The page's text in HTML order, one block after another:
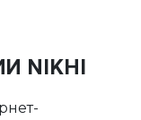
NIKHI